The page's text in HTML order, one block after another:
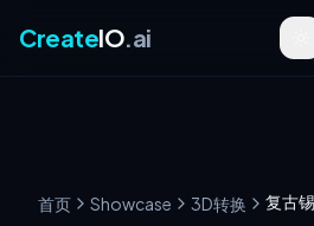
CreateIO.ai
首页 Showcase 3D转换 复古